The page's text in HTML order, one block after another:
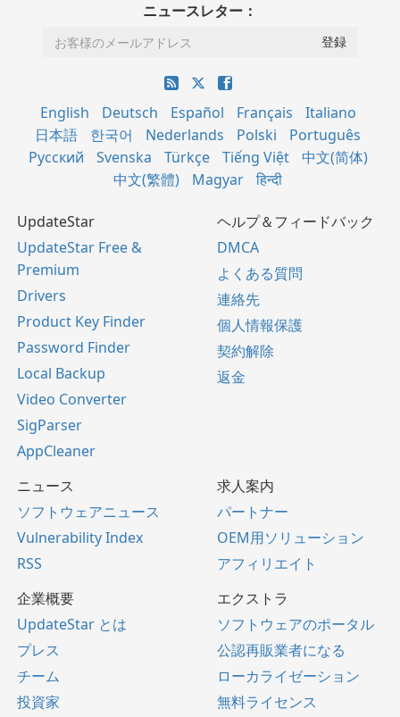
ニュースレター：
English Deutsch Español Français
Italiano
日本語
한국어 Nederlands Polski
Português
Русский
Svenska Türkçe Tiếng Việt
中文(简体)
中文(繁體)
Magyar हिन्दी
UpdateStar
UpdateStar Free &
Premium
Drivers
Product Key Finder
Password Finder
Local Backup
Video Converter
SigParser
AppCleaner
ヘルプ＆フィードバック
DMCA
よくある質問
連絡先
個人情報保護
契約解除
返金
ニュース
ソフトウェアニュース
Vulnerability Index
RSS
求人案内
パートナー
OEM用ソリューション
アフィリエイト
企業概要
UpdateStar とは
プレス
チーム
投資家
エクストラ
ソフトウェアのポータル
公認再販業者になる
ローカライゼーション
無料ライセンス